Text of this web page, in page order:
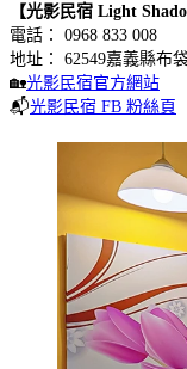
【光影民宿 Light
電話： 0968 833 008
地址： 62549嘉義縣布
🏡光影民宿官方網站
📬光影民宿 FB 粉絲頁